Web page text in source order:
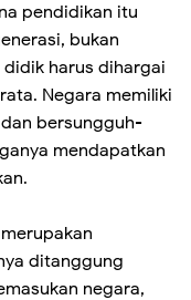
pendidikan itu
bukan
harus dihargai
Negara memiliki
bersungguh-
mendapatkan
ditanggung
negara,